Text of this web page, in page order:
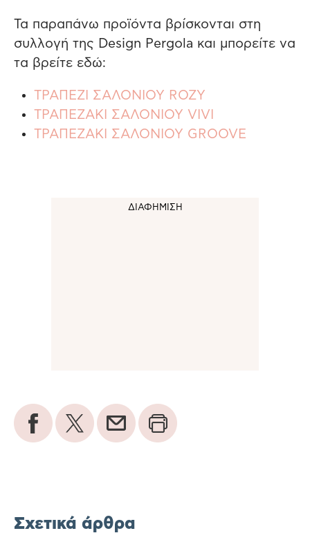
Τα παραπάνω προϊόντα βρίσκονται στη
συλλογή της Design Pergola και μπορείτε να
τα βρείτε εδώ:
ΤΡΑΠΕΖΙ ΣΑΛΟΝΙΟΥ ROZY
ΤΡΑΠΕΖΑΚΙ ΣΑΛΟΝΙΟΥ VIVI
ΤΡΑΠΕΖΑΚΙ ΣΑΛΟΝΙΟΥ GROOVE
Σχετικά άρθρα